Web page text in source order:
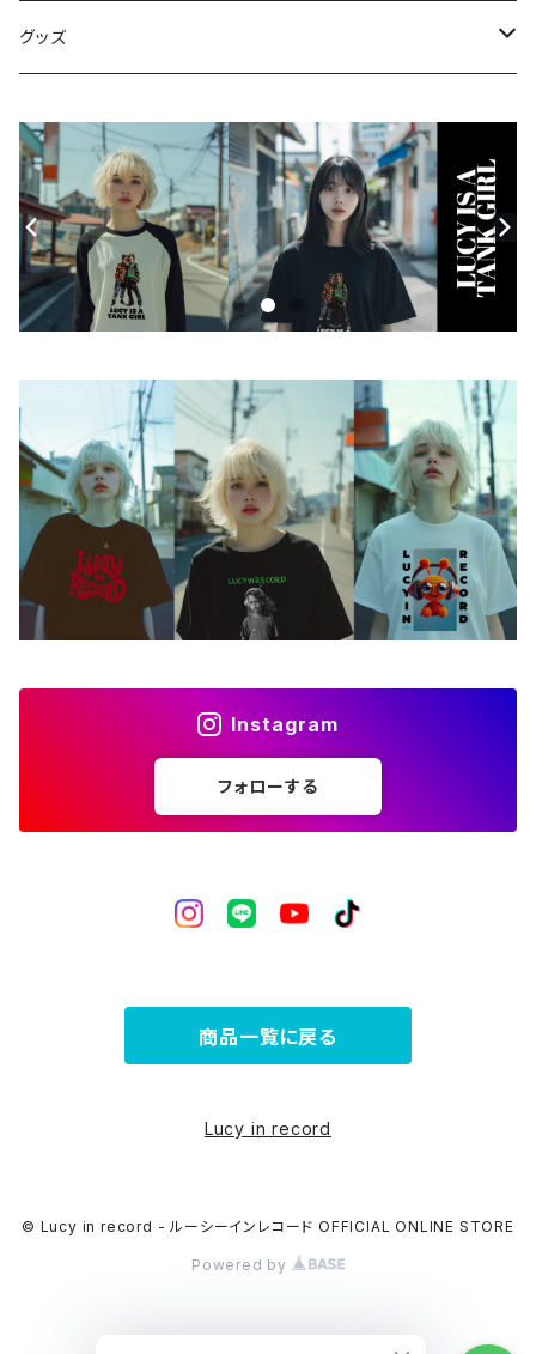
シャツ
グッズ
モバイルケース
Androidケース
iPhoneケース
スマホリング
ステッカー
アクセサリー
バッグ
アートワーク
フォトカード
ライフスタイル
Instagram
フォローする
商品一覧に戻る
Lucy in record
© Lucy in record - ルーシーインレコード OFFICIAL ONLINE STORE
Powered by